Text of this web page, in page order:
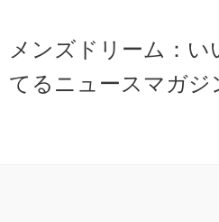
メンズドリーム：い
てるニュースマガジ